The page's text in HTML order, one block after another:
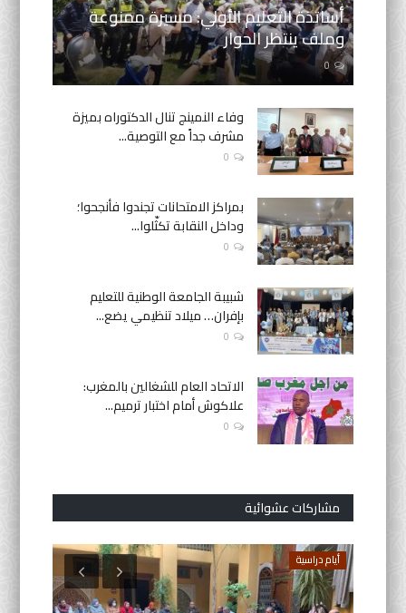
أساتذة التعليم الأولي: مسيرة ممنوعة
وملف ينتظر الحوار
0
وفاء النمينج تنال الدكتوراه بميزة
مشرف جداً مع التوصية...
0
بمراكز الامتحانات تجندوا فأنجحوا؛
وداخل النقابة تكثّلوا...
0
شبيبة الجامعة الوطنية للتعليم
بإفران… ميلاد تنظيمي يضع...
0
الاتحاد العام للشغالين بالمغرب:
علاكوش أمام اختبار ترميم...
0
مشاركات عشوائية
أيام دراسية